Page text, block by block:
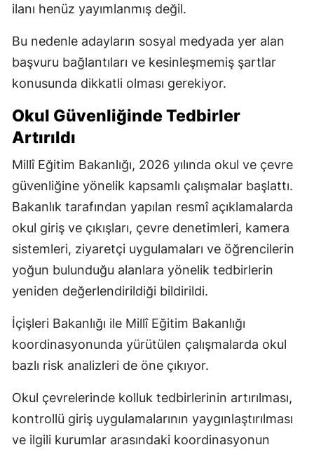
ilanı henüz yayımlanmış değil.
Bu nedenle adayların sosyal medyada yer alan
başvuru bağlantıları ve kesinleşmemiş şartlar
konusunda dikkatli olması gerekiyor.
Okul Güvenliğinde Tedbirler
Artırıldı
Millî Eğitim Bakanlığı, 2026 yılında okul ve çevre
güvenliğine yönelik kapsamlı çalışmalar başlattı.
Bakanlık tarafından yapılan resmî açıklamalarda
okul giriş ve çıkışları, çevre denetimleri, kamera
sistemleri, ziyaretçi uygulamaları ve öğrencilerin
yoğun bulunduğu alanlara yönelik tedbirlerin
yeniden değerlendirildiği bildirildi.
İçişleri Bakanlığı ile Millî Eğitim Bakanlığı
koordinasyonunda yürütülen çalışmalarda okul
bazlı risk analizleri de öne çıkıyor.
Okul çevrelerinde kolluk tedbirlerinin artırılması,
kontrollü giriş uygulamalarının yaygınlaştırılması
ve ilgili kurumlar arasındaki koordinasyonun